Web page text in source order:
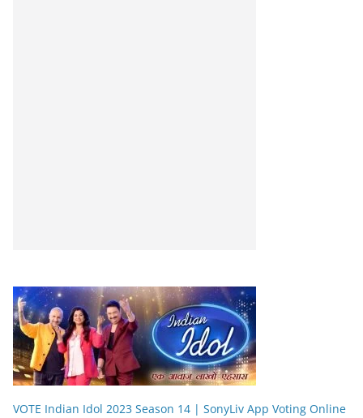
VOTE Indian Idol 2023 Season 14 | SonyLiv App Voting Online